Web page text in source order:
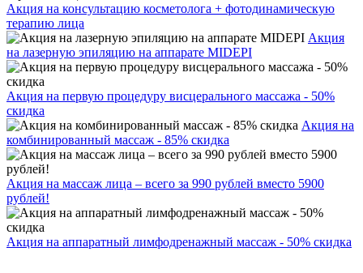
Акция на консультацию косметолога + фотодинамическую
терапию лица
Акция
на лазерную эпиляцию на аппарате MIDEPI
Акция на первую процедуру висцерального массажа - 50%
скидка
Акция на
комбинированный массаж - 85% скидка
Акция на массаж лица – всего за 990 рублей вместо 5900
рублей!
Акция на аппаратный лимфодренажный массаж - 50% скидка